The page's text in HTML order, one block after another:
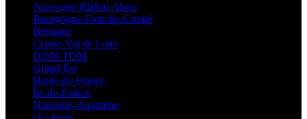
Auvergne-Rhône-Alpes
Bourgogne-Franche-Comté
Bretagne
Centre-Val de Loire
DOM-TOM
Grand Est
Hauts-de-France
Île-de-France
Nouvelle-Aquitaine